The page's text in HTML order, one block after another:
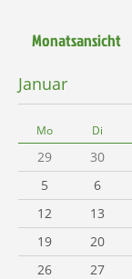
Monatsansicht
Januar
Mo Di
29 30
5
6
12
13
19
20
26
27